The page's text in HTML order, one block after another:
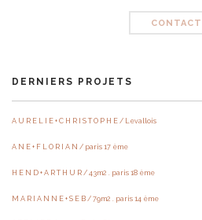
CONTACT
DERNIERS PROJETS
A U R E L I E + C H R I S T O P H E / Levallois
A N E + F L O R I A N / paris 17 ème
H E N D + A R T H U R / 43m2 . paris 18 ème
M A R I A N N E + S E B / 79m2 . paris 14 ème